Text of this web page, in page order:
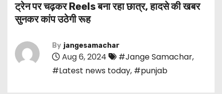
ट्रेन पर चढ़कर Reels बना रहा छात्र, हादसे की खबर
सुनकर कांप उठेगी रूह
By jangesamachar
Aug 6, 2024 #Jange Samachar,
#Latest news today, #punjab